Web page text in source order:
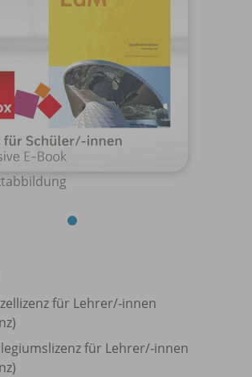
für Lehrer/-innen
für Lehrer/-innen